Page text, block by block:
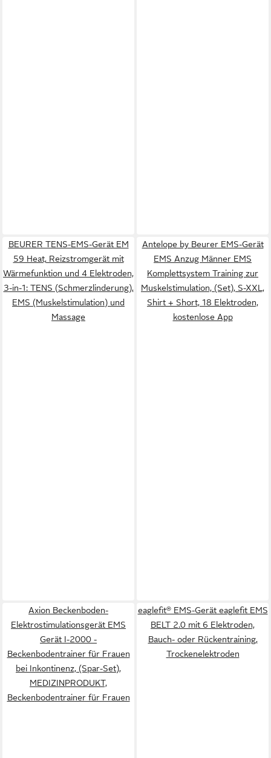
BEURER TENS-EMS-Gerät EM
59 Heat, Reizstromgerät mit
Wärmefunktion und 4 Elektroden,
3-in-1: TENS (Schmerzlinderung),
EMS (Muskelstimulation) und
Massage
Antelope by Beurer EMS-Gerät
EMS Anzug Männer EMS
Komplettsystem Training zur
Muskelstimulation, (Set), S-XXL,
Shirt + Short, 18 Elektroden,
kostenlose App
Axion Beckenboden-
Elektrostimulationsgerät EMS
Gerät I-2000 -
Beckenbodentrainer für Frauen
bei Inkontinenz, (Spar-Set),
MEDIZINPRODUKT,
Beckenbodentrainer für Frauen
eaglefit® EMS-Gerät eaglefit EMS
BELT 2.0 mit 6 Elektroden,
Bauch- oder Rückentraining,
Trockenelektroden